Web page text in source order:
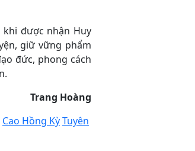
khi được nhận Huy
giữ vững phẩm
đức, phong cách
Trang Hoàng
Cao Hồng KỳTuyên